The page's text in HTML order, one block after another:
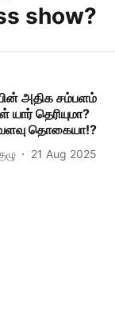
show?
அதிக சம்பளம்
யார் தெரியுமா?
தொகையா!?
21 Aug 2025